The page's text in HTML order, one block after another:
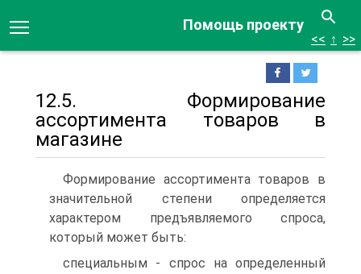
Помощь проекту
<< ↑ >>
12.5. Формирование
ассортимента товаров в
магазине
Формирование ассортимента товаров в
значительной степени определяется
характером предъявляемого спроса,
который может быть:
специальным - спрос на определенный